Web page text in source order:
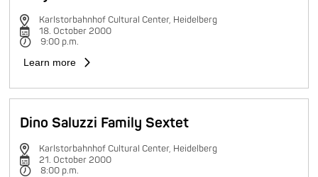
Karlstorbahnhof Cultural Center, Heidelberg
18. October 2000
9:00 p.m.
Learn more
Dino Saluzzi Family Sextet
Karlstorbahnhof Cultural Center, Heidelberg
21. October 2000
8:00 p.m.